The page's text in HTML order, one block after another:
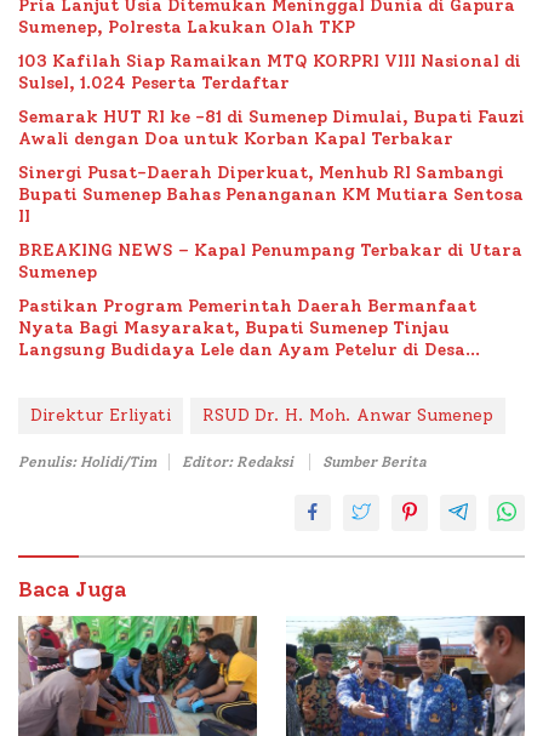
Pria Lanjut Usia Ditemukan Meninggal Dunia di Gapura
Sumenep, Polresta Lakukan Olah TKP
103 Kafilah Siap Ramaikan MTQ KORPRI VIII Nasional di
Sulsel, 1.024 Peserta Terdaftar
Semarak HUT RI ke -81 di Sumenep Dimulai, Bupati Fauzi
Awali dengan Doa untuk Korban Kapal Terbakar
Sinergi Pusat-Daerah Diperkuat, Menhub RI Sambangi
Bupati Sumenep Bahas Penanganan KM Mutiara Sentosa
II
BREAKING NEWS – Kapal Penumpang Terbakar di Utara
Sumenep
Pastikan Program Pemerintah Daerah Bermanfaat
Nyata Bagi Masyarakat, Bupati Sumenep Tinjau
Langsung Budidaya Lele dan Ayam Petelur di Desa
Direktur Erliyati RSUD Dr. H. Moh. Anwar Sumenep
Penulis: Holidi/Tim Editor: Redaksi Sumber Berita
Baca Juga